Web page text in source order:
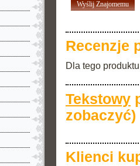
Wyślij Znajomemu
Recenzje
Dla tego
Tekstowy
zobaczyć)
Klienci